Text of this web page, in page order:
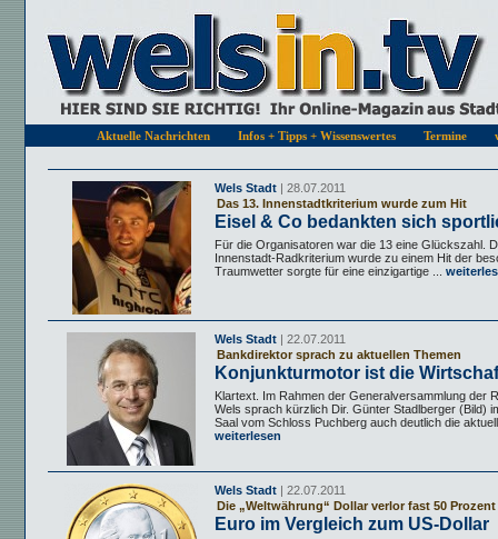
Aktuelle Nachrichten Infos + Tipps + Wissenswertes Termine
Wels Stadt | 28.07.2011
Das 13. Innenstadtkriterium wurde zum Hit
Eisel & Co bedankten sich
Für die Organisatoren war die 13 eine Glückszahl.
Innenstadt-Radkriterium wurde zu einem Hit der
Traumwetter sorgte für eine einzigartige ...
Wels Stadt | 22.07.2011
Bankdirektor sprach zu aktuellen Themen
Konjunkturmotor ist die
Klartext. Im Rahmen der Generalversammlung der
Wels sprach kürzlich Dir. Günter Stadlberger (Bild)
Saal vom Schloss Puchberg auch deutlich die
weiterlesen
Wels Stadt | 22.07.2011
Die „Weltwährung“ Dollar verlor fast 50 Prozent
Euro im Vergleich zum US-Dollar